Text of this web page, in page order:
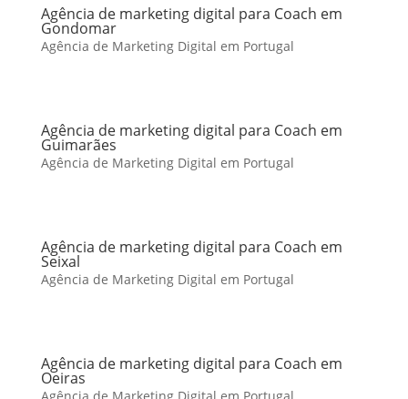
Agência de marketing digital para Coach em
Gondomar
Agência de Marketing Digital em Portugal
Agência de marketing digital para Coach em
Guimarães
Agência de Marketing Digital em Portugal
Agência de marketing digital para Coach em
Seixal
Agência de Marketing Digital em Portugal
Agência de marketing digital para Coach em
Oeiras